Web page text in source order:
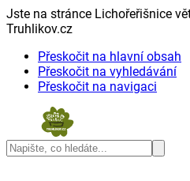
Jste na stránce Lichořeřišnice
Truhlikov.cz
Přeskočit na hlavní obsah
Přeskočit na vyhledávání
Přeskočit na navigaci